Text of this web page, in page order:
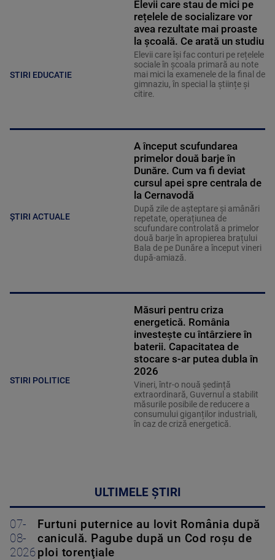
STIRI EDUCATIE
Elevii care stau de mici pe
rețelele de socializare vor
avea rezultate mai proaste
la școală. Ce arată un studiu
Elevii care îşi fac conturi pe rețelele
sociale în școala primară au note
mai mici la examenele de la final de
gimnaziu, în special la științe și
citire.
ȘTIRI ACTUALE
A început scufundarea
primelor două barje în
Dunăre. Cum va fi deviat
cursul apei spre centrala de
la Cernavodă
După zile de așteptare și amânări
repetate, operațiunea de
scufundare controlată a primelor
două barje în apropierea brațului
Bala de pe Dunăre a început vineri
după-amiază.
STIRI POLITICE
Măsuri pentru criza
energetică. România
investește cu întârziere în
baterii. Capacitatea de
stocare s-ar putea dubla în
2026
Vineri, într-o nouă ședință
extraordinară, Guvernul a stabilit
măsurile posibile de reducere a
consumului giganților industriali,
în caz de criză energetică.
ULTIMELE ȘTIRI
07-
08-
2026
Furtuni puternice au lovit România după
caniculă. Pagube după un Cod roşu de
ploi torenţiale